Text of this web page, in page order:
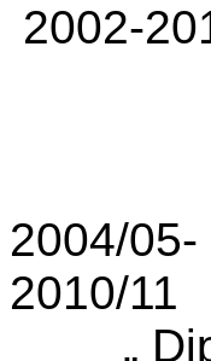
2002-
2004/05-
2010/11
„